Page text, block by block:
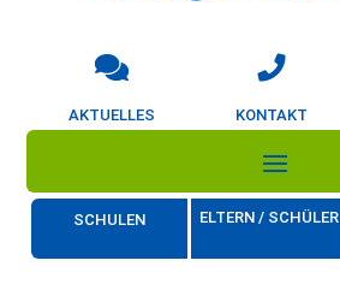
KONTAKT
AKTUELLES
ELTERN / SCHÜLER
SCHULEN